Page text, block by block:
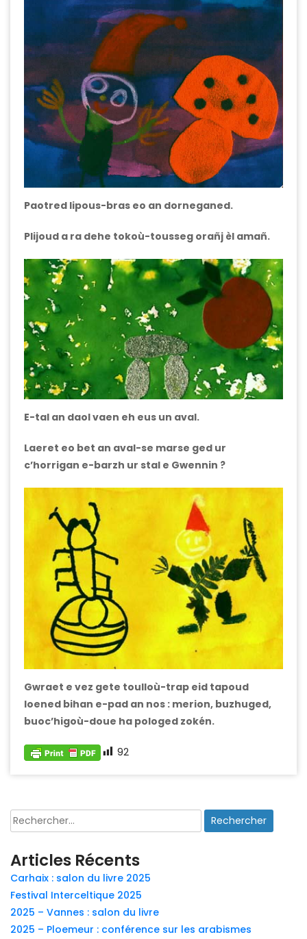
Paotred lipous-bras eo an dorneganed.
Plijoud a ra dehe tokoù-tousseg orañj èl amañ.
E-tal an daol vaen eh eus un aval.
Laeret eo bet an aval-se marse ged ur
c’horrigan e-barzh ur stal e Gwennin ?
Gwraet e vez gete toulloù-trap eid tapoud
loened bihan e-pad an nos : merion, buzhuged,
buoc’higoù-doue ha pologed zokén.
92
Rechercher :
Articles Récents
Carhaix : salon du livre 2025
Festival Interceltique 2025
2025 – Vannes : salon du livre
2025 – Ploemeur : conférence sur les arabismes